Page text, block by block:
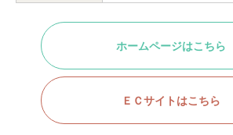
ホームページはこちら
ＥＣサイトはこちら